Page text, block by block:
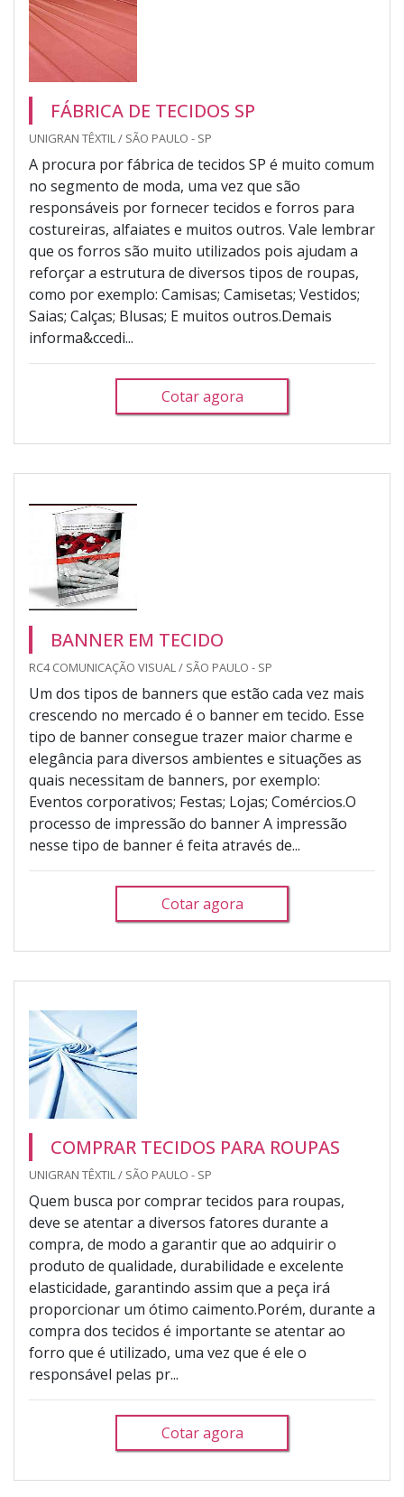
FÁBRICA DE TECIDOS SP
UNIGRAN TÊXTIL / SÃO PAULO - SP
A procura por fábrica de tecidos SP é muito comum
no segmento de moda, uma vez que são
responsáveis por fornecer tecidos e forros para
costureiras, alfaiates e muitos outros. Vale lembrar
que os forros são muito utilizados pois ajudam a
reforçar a estrutura de diversos tipos de roupas,
como por exemplo: Camisas; Camisetas; Vestidos;
Saias; Calças; Blusas; E muitos outros.Demais
informa&ccedi...
Cotar agora
BANNER EM TECIDO
RC4 COMUNICAÇÃO VISUAL / SÃO PAULO - SP
Um dos tipos de banners que estão cada vez mais
crescendo no mercado é o banner em tecido. Esse
tipo de banner consegue trazer maior charme e
elegância para diversos ambientes e situações as
quais necessitam de banners, por exemplo:
Eventos corporativos; Festas; Lojas; Comércios.O
processo de impressão do banner A impressão
nesse tipo de banner é feita através de...
Cotar agora
COMPRAR TECIDOS PARA ROUPAS
UNIGRAN TÊXTIL / SÃO PAULO - SP
Quem busca por comprar tecidos para roupas,
deve se atentar a diversos fatores durante a
compra, de modo a garantir que ao adquirir o
produto de qualidade, durabilidade e excelente
elasticidade, garantindo assim que a peça irá
proporcionar um ótimo caimento.Porém, durante a
compra dos tecidos é importante se atentar ao
forro que é utilizado, uma vez que é ele o
responsável pelas pr...
Cotar agora